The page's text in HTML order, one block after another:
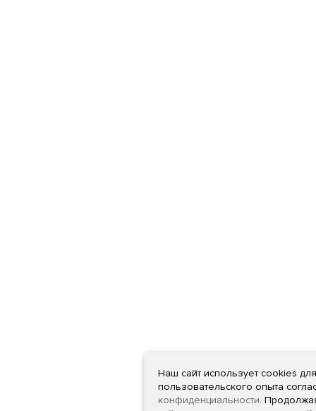
Наш сайт использует cookies
пользовательского опыта
конфиденциальности.